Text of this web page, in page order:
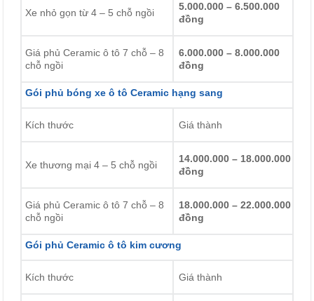
Xe nhỏ gọn từ 4 – 5 chỗ ngồi
5.000.000 – 6.500.000
đồng
Giá phủ Ceramic ô tô 7 chỗ – 8
chỗ ngồi
6.000.000 – 8.000.000
đồng
Gói phủ bóng xe ô tô Ceramic hạng sang
Kích thước Giá thành
Xe thương mại 4 – 5 chỗ ngồi
14.000.000 – 18.000.000
đồng
Giá phủ Ceramic ô tô 7 chỗ – 8
chỗ ngồi
18.000.000 – 22.000.000
đồng
Gói phủ Ceramic ô tô kim cương
Kích thước Giá thành